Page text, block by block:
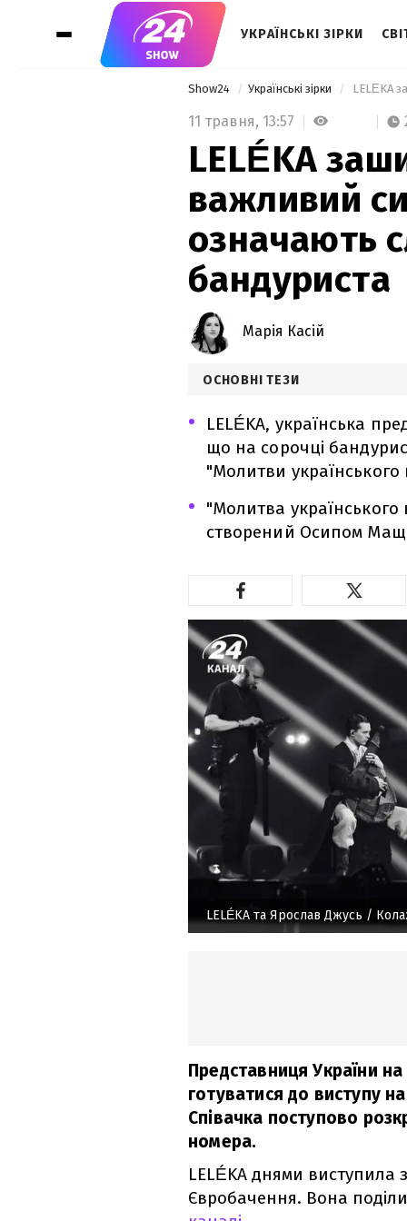
УКРАЇНСЬКІ ЗІРКИ
Show24 Українські зірки
11 травня, 13:57
LELÉKA
важливий
означають
бандуриста
Марія Касій
ОСНОВНІ ТЕЗИ
LELÉKA, українська
що на сорочці
"Молитви українського
"Молитва українського
створений Осипом
LELÉKA та Ярослав Джусь /
Представниця України
готуватися до виступу
Співачка поступово
номера.
LELÉKA днями виступила
Євробачення. Вона